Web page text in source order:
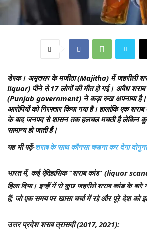
डेस्क। अमृतसर के मजीठा (Majitha) में जहरीली
liquor) पीने से 17 लोगों की मौत हो गई। अवैध
(Punjab government) ने कड़ा रुख अपनाया है।
आरोपियों को गिरफ्तार किया गया है। हालांकि एक
के बाद जनपद से शासन तक हलचल मचती है लेकिन कुछ
सामान्य हो जाती हैं।
यह भी पढ़ें-शराब के साथ कौनसा चखना कर देगा
भारत में, कई ऐतिहासिक “शराब कांड” (liquor
हिला दिया। इन्हीं में से कुछ जहरीले शराब कांड के
हैं; जो एक समय पर खासा चर्चा में रहे और पूरे देश को
उत्तर प्रदेश शराब त्रासदी (2017, 2021):